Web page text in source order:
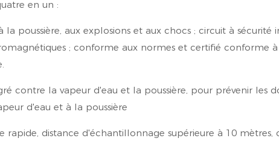
en un :
la poussière, aux explosions et aux chocs ; circuit à sécurité
; conforme aux normes et certifié conforme
contre la vapeur d'eau et la poussière, pour prévenir les
d'eau et à la poussière
rapide, distance d'échantillonnage supérieure à 10 mètres,